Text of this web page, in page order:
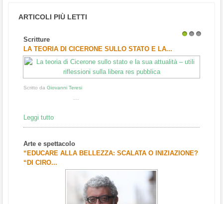
ARTICOLI PIÙ LETTI
Scritture
LA TEORIA DI CICERONE SULLO STATO E LA...
Scritto da Giovanni Teresi
...
Leggi tutto
Arte e spettacolo
“EDUCARE ALLA BELLEZZA: SCALATA O INIZIAZIONE?
“DI CIRO...